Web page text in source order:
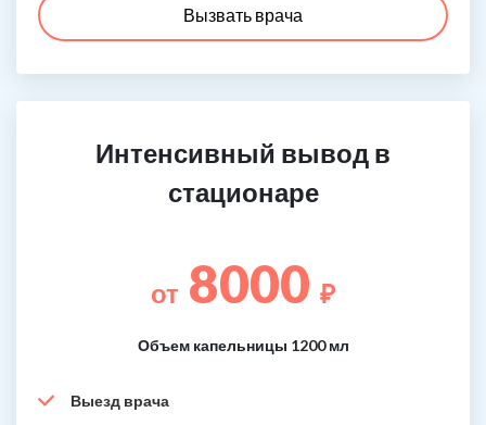
Вызвать врача
Интенсивный вывод в
стационаре
от 8000 ₽
Объем капельницы 1200 мл
Выезд врача